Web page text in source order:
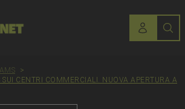
>
SUI CENTRI COMMERCIALI. NUOVA APERTURA A